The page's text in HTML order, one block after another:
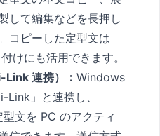
して編集などを長押し
コピーした定型文は
けにも活用できます。
連携）： Windows
」と連携し、
文を PC のアクティ